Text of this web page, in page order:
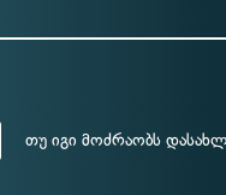
თუ იგი მოძრაობს